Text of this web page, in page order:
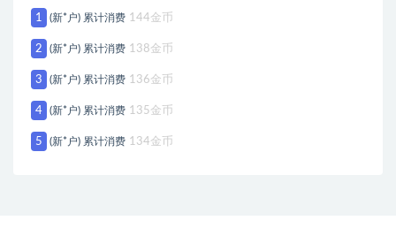
1 (新*户) 累计消费 144金币
2 (新*户) 累计消费 138金币
3 (新*户) 累计消费 136金币
4 (新*户) 累计消费 135金币
5 (新*户) 累计消费 134金币